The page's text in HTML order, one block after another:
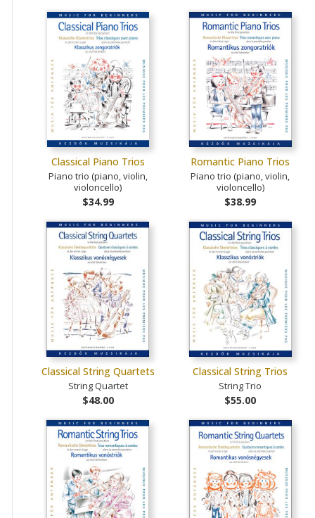
Classical Piano Trios
Piano trio (piano, violin,
violoncello)
$34.99
Romantic Piano Trios
Piano trio (piano, violin,
violoncello)
$38.99
Classical String Quartets
String Quartet
$48.00
Classical String Trios
String Trio
$55.00